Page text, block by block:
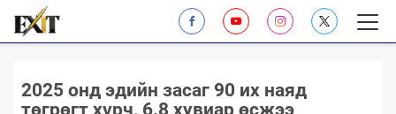
2025 онд эдийн засаг 90 их наяд
төгрөгт хүрч, 6.8 хувиар өсжээ